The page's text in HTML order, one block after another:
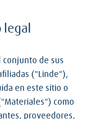
conjunto de sus
("Linde"),
en este sitio o
como
proveedores,